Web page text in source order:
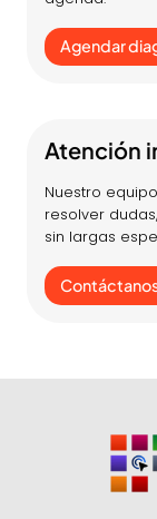
Agendar
Atención
Nuestro
resolver
sin largas